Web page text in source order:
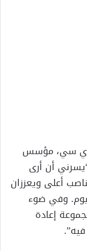
سي، مؤسس
أن أرى
أعلى ويعززان
وفي ضوء
إعادة